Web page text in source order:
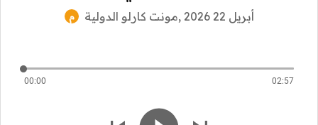
م مونت كارلو الدولية , أبريل 22 2026
00:00 02:57